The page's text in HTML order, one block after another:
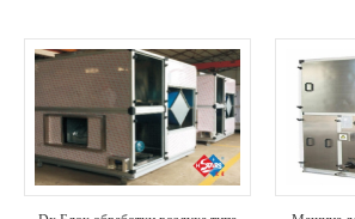
кондиционер